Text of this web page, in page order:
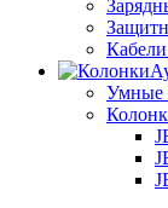
Умные